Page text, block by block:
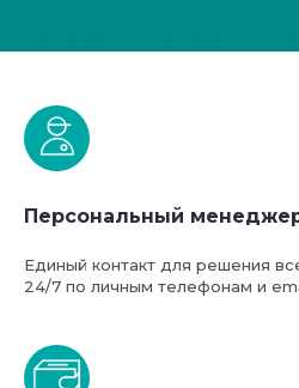
Персональный
Единый контакт для решения
24/7 по личным телефонам и